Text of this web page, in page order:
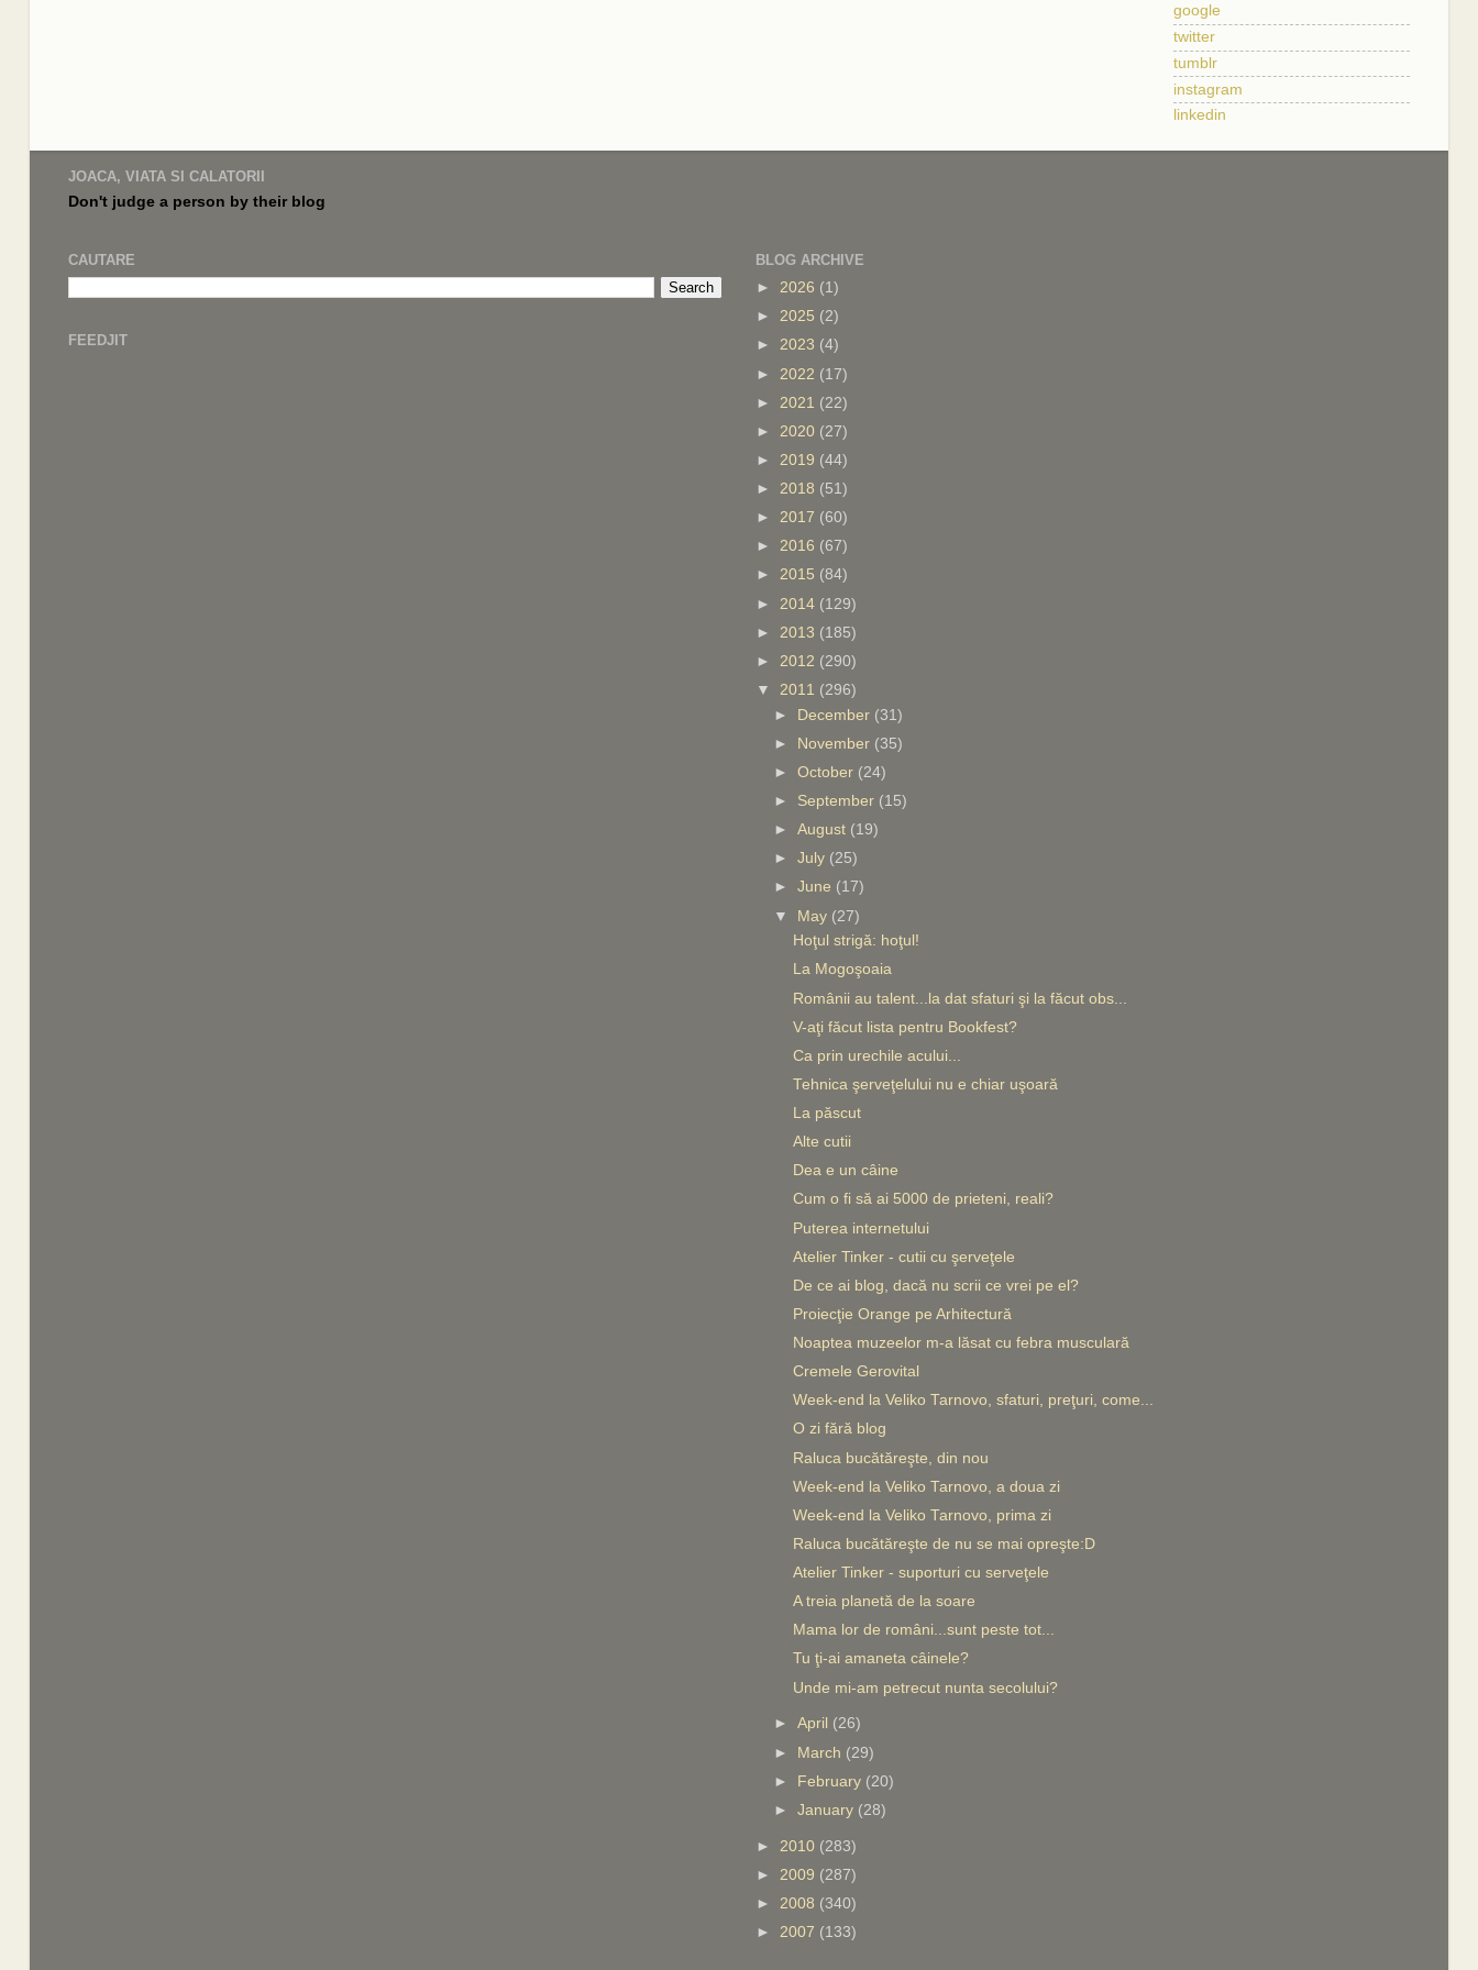
google
twitter
tumblr
instagram
linkedin
JOACA, VIATA SI CALATORII
Don't judge a person by their blog
CAUTARE
FEEDJIT
BLOG ARCHIVE
► 2026 (1)
► 2025 (2)
► 2023 (4)
► 2022 (17)
► 2021 (22)
► 2020 (27)
► 2019 (44)
► 2018 (51)
► 2017 (60)
► 2016 (67)
► 2015 (84)
► 2014 (129)
► 2013 (185)
► 2012 (290)
▼ 2011 (296)
► December (31)
►
November (35)
►October (24)
► September (15)
►August (19)
►July (25)
►June (17)
▼ May (27)
Hoţul strigă: hoţul!
La Mogoşoaia
Românii au talent...la dat sfaturi şi la făcut obs...
V-aţi făcut lista pentru Bookfest?
Ca prin urechile acului...
Tehnica şerveţelului nu e chiar uşoară
La păscut
Alte cutii
Dea e un câine
Cum o fi să ai 5000 de prieteni, reali?
Puterea internetului
Atelier Tinker - cutii cu şerveţele
De ce ai blog, dacă nu scrii ce vrei pe el?
Proiecţie Orange pe Arhitectură
Noaptea muzeelor m-a lăsat cu febra musculară
Cremele Gerovital
Week-end la Veliko Tarnovo, sfaturi, preţuri, come...
O zi fără blog
Raluca bucătăreşte, din nou
Week-end la Veliko Tarnovo, a doua zi
Week-end la Veliko Tarnovo, prima zi
Raluca bucătăreşte de nu se mai opreşte:D
Atelier Tinker - suporturi cu serveţele
A treia planetă de la soare
Mama lor de români...sunt peste tot...
Tu ţi-ai amaneta câinele?
Unde mi-am petrecut nunta secolului?
►April (26)
► March (29)
► February (20)
►January (28)
► 2010 (283)
► 2009 (287)
► 2008 (340)
► 2007 (133)